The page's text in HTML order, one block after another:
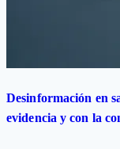
Desinformación en
evidencia y con la